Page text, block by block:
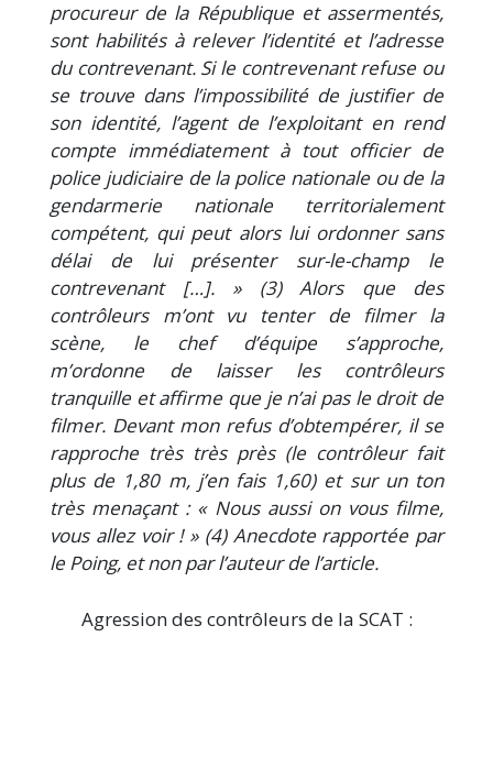
procureur de la République et assermentés,
sont habilités à relever l’identité et l’adresse
du contrevenant. Si le contrevenant refuse ou
se trouve dans l’impossibilité de justifier de
son identité, l’agent de l’exploitant en rend
compte immédiatement à tout officier de
police judiciaire de la police nationale oude la
gendarmerie nationale territorialement
compétent, qui peut alors lui ordonner sans
délai de lui présenter sur-le-champ le
contrevenant […]. » (3) Alors que des
contrôleurs m’ont vu tenter de filmer la
scène, le chef d’équipe s’approche,
m’ordonne de laisser les contrôleurs
tranquille et affirme que je n’ai pas le droit de
filmer. Devant mon refus d’obtempérer, il se
rapproche très très près (le contrôleur fait
plus de 1,80 m, j’en fais 1,60) et sur un ton
très menaçant : « Nous aussi on vous filme,
vous allez voir ! » (4) Anecdote rapportée par
le Poing, etnon par l’auteur de l’article.
Agression des contrôleurs de la SCAT :